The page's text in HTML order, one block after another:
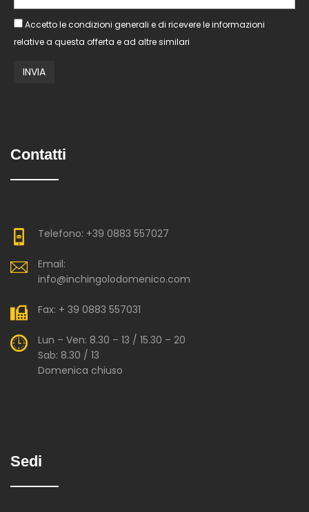
Accetto le condizioni generali e di ricevere le informazioni
relative a questa offerta e ad altre similari
Contatti
Telefono: +39 0883 557027
Email:
info@inchingolodomenico.com
Fax: + 39 0883 557031
Lun – Ven: 8.30 – 13 / 15.30 – 20
Sab: 8.30 / 13
Domenica chiuso
Sedi